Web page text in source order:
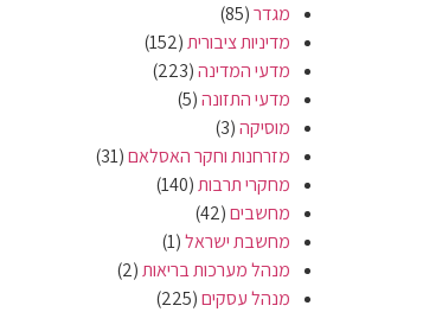
מגדר(85)
מדיניות ציבורית(152)
מדעי המדינה(223)
מדעי התזונה(5)
מוסיקה(3)
מזרחנות וחקר האסלאם(31)
מחקרי תרבות(140)
מחשבים(42)
מחשבת ישראל(1)
מנהל מערכות בריאות(2)
מנהל עסקים(225)